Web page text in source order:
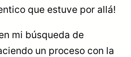
que estuve por allá!
mi búsqueda de
un proceso con la